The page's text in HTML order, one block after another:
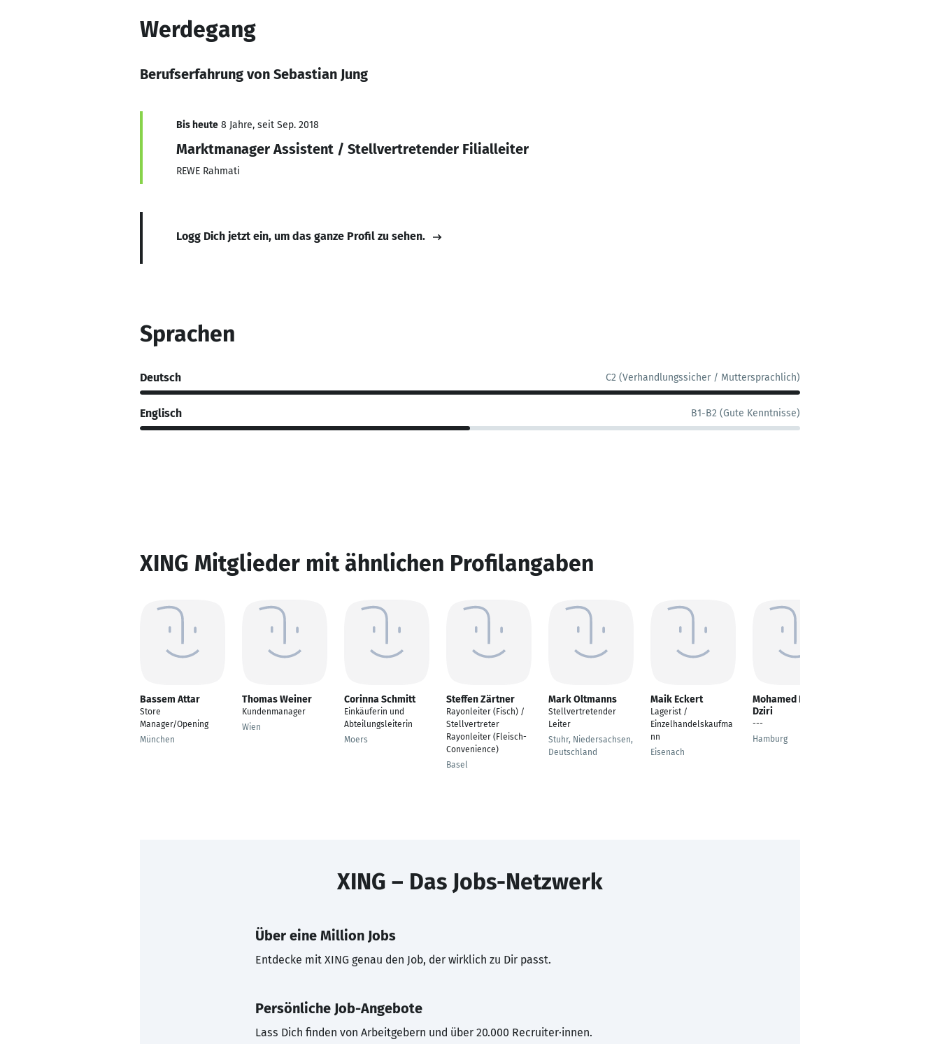
Werdegang
Berufserfahrung von Sebastian Jung
Bis heute 8 Jahre, seit Sep. 2018
Marktmanager Assistent / Stellvertretender Filialleiter
REWE Rahmati
Logg Dich jetzt ein, um das ganze Profil zu sehen.
Sprachen
Deutsch C2 (Verhandlungssicher / Muttersprachlich)
Englisch B1-B2 (Gute Kenntnisse)
XING Mitglieder mit ähnlichen Profilangaben
Bassem Attar
Store
Manager/Opening
München
Thomas Weiner
Kundenmanager
Wien
Corinna Schmitt
Einkäuferin und
Abteilungsleiterin
Moers
Steffen Zärtner
Rayonleiter (Fisch) /
Stellvertreter
Rayonleiter (Fleisch-
Convenience)
Basel
Mark Oltmanns
Stellvertretender
Leiter
Stuhr, Niedersachsen,
Deutschland
Maik Eckert
Lagerist /
Einzelhandelskaufma
nn
Eisenach
Mohamed Rochdi
Dziri
---
Hamburg
XING – Das Jobs-Netzwerk
Über eine Million Jobs
Entdecke mit XING genau den Job, der wirklich zu Dir passt.
Persönliche Job-Angebote
Lass Dich finden von Arbeitgebern und über 20.000 Recruiter·innen.